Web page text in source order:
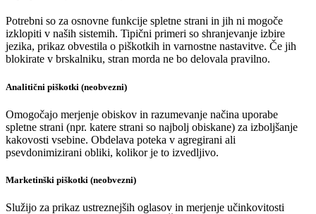
Potrebni so za osnovne funkcije spletne strani in jih ni mogoče
izklopiti v naših sistemih. Tipični primeri so shranjevanje izbire
jezika, prikaz obvestila o piškotkih in varnostne nastavitve. Če jih
blokirate v brskalniku, stran morda ne bo delovala pravilno.
Analitični piškotki (neobvezni)
Omogočajo merjenje obiskov in razumevanje načina uporabe
spletne strani (npr. katere strani so najbolj obiskane) za izboljšanje
kakovosti vsebine. Obdelava poteka v agregirani ali
psevdonimizirani obliki, kolikor je to izvedljivo.
Marketinški piškotki (neobvezni)
Služijo za prikaz ustreznejših oglasov in merjenje učinkovitosti